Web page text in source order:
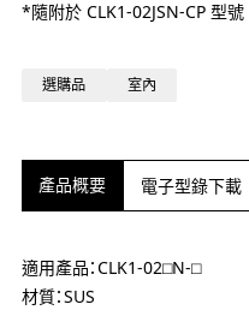
*隨附於 CLK1-02JSN-CP 型號
選購品 室內
產品概要 電子型錄下載
適用產品：CLK1-02⬜︎N-⬜︎
材質：SUS